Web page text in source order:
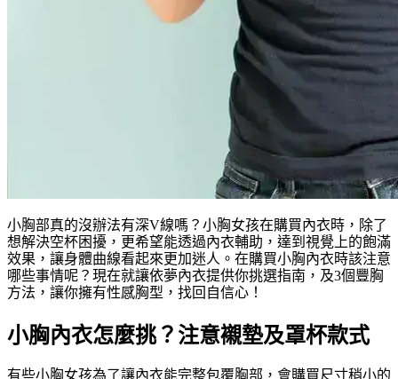
小胸部真的沒辦法有深V線嗎？小胸女孩在購買內衣時，除了
想解決空杯困擾，更希望能透過內衣輔助，達到視覺上的飽滿
效果，讓身體曲線看起來更加迷人。在購買小胸內衣時該注意
哪些事情呢？現在就讓依夢內衣提供你挑選指南，及3個豐胸
方法，讓你擁有性感胸型，找回自信心！
小胸內衣怎麼挑？注意襯墊及罩杯款式
有些小胸女孩為了讓內衣能完整包覆胸部，會購買尺寸稍小的